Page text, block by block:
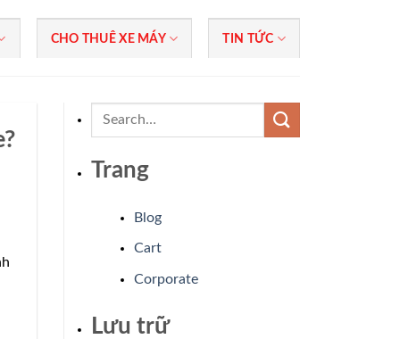
CHO THUÊ XE MÁY TIN TỨC
Trang
Blog
Cart
Corporate
Lưu trữ